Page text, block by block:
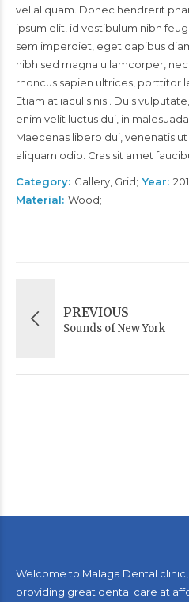
vel aliquam. Donec hendrerit
ipsum elit, id vestibulum nibh
sem imperdiet, eget dapibus
nibh sed magna ullamcorper,
rhoncus sapien ultrices, porttitor
Etiam at iaculis nisl. Duis
enim velit luctus dui, in
Maecenas libero dui, venenatis
aliquam odio. Cras sit amet
Category Gallery, Grid Year
Material Wood
PREVIOUS
Sounds of New York
Welcome to Malaga Dental
providing great dental care at